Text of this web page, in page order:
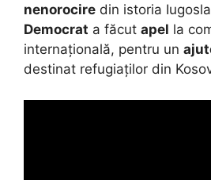
nenorocire din istoria
Democrat a făcut apel la
internațională, pentru un
destinat refugiaților din